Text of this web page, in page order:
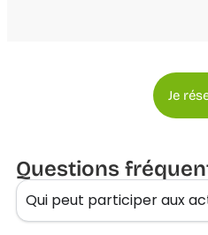
Je
Questions
Qui peut participer aux